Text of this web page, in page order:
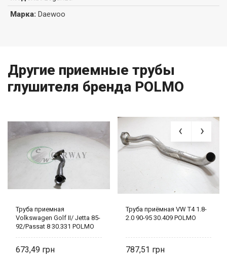
Марка: Daewoo
Другие приемные трубы
глушителя бренда POLMO
Труба приемная
Volkswagen Golf II/ Jetta 85-
92/Passat 8 30.331 POLMO
673,49
Труба приёмная VW T4 1.8-
2.0 90-95 30.409 POLMO
787,51